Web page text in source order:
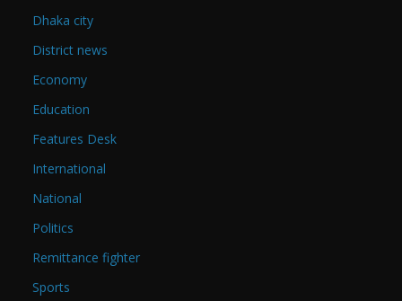
Dhaka city
District news
Economy
Education
Features Desk
International
National
Politics
Remittance fighter
Sports